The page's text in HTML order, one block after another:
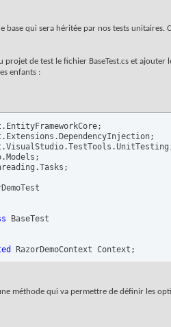
base qui sera héritée par nos tests
projet de test le fichier BaseTest.cs et
enfants :
BaseTest
RazorDemoContext Context;
méthode qui va permettre de définir les